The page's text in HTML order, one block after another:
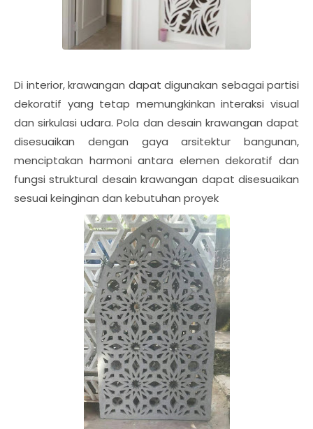
Di interior, krawangan dapat digunakan sebagai partisi
dekoratif yang tetap memungkinkan interaksi visual
dan sirkulasi udara. Pola dan desain krawangan dapat
disesuaikan dengan gaya arsitektur bangunan,
menciptakan harmoni antara elemen dekoratif dan
fungsi struktural desain krawangan dapat disesuaikan
sesuai keinginan dan kebutuhan proyek